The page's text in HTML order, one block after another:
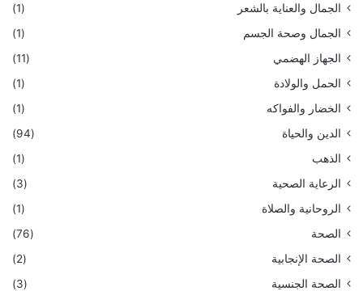
الجمال والعناية بالشعر
(1)
الجمال وصحة الجسم
(1)
الجهاز الهضمي
(11)
الحمل والولادة
(1)
الخضار والفواكه
(1)
الدين والحياة
(94)
الذهب
(1)
الرعاية الصحية
(3)
الروحانية والصلاة
(1)
الصحة
(76)
الصحة الإنجابية
(2)
الصحة الجنسية
(3)